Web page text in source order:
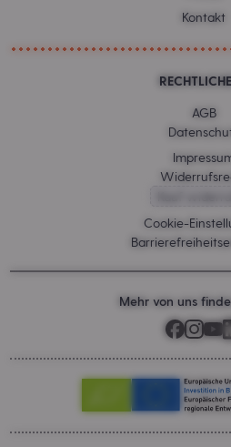
Kontakt
AGB
Cookie-
Mehr von uns